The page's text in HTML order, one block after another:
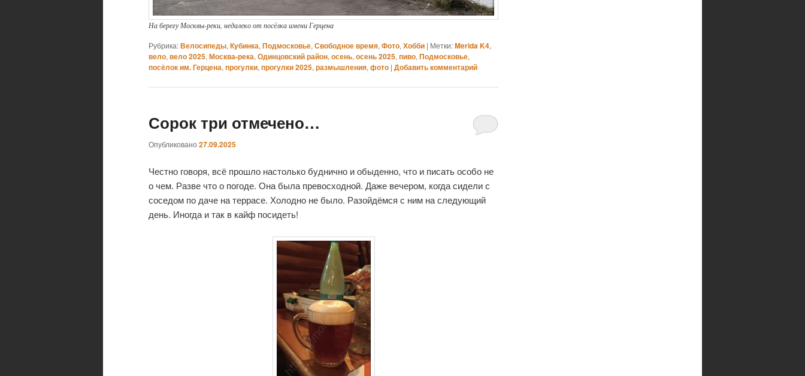
На берегу Москвы-реки, недалеко от посёлка имени Герцена
Рубрика:Велосипеды, Кубинка, Подмосковье, Свободное время, Фото, Хобби | Метки:Merida K4,
вело, вело 2025, Москва-река, Одинцовский район, осень, осень 2025, пиво, Подмосковье,
посёлок им. Герцена, прогулки, прогулки 2025, размышления, фото | Добавить комментарий
Сорок три отмечено…
Опубликовано 27.09.2025
Честно говоря, всё прошло настолько буднично и обыденно, что и писать особо не
о чем. Разве что о погоде. Она была превосходной. Даже вечером, когда сидели с
соседом по даче на террасе. Холодно не было. Разойдёмся с ним на следующий
день. Иногда и так в кайф посидеть!